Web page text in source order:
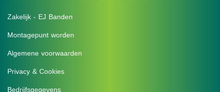
Zakelijk - EJ Banden
Montagepunt worden
Algemene voorwaarden
Privacy & Cookies
Bedrijfsgegevens